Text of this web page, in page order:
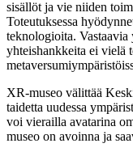
sisällöt ja vie niiden
Toteutuksessa
teknologioita.
yhteishankkeita ei
XR-museo välittää
taidetta uudessa
voi vierailla avatarina
museo on avoinna ja